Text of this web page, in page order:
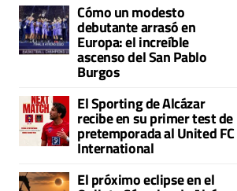
Cómo un modesto
debutante arrasó en
Europa: el increíble
ascenso del San Pablo
Burgos
El Sporting de Alcázar
recibe en su primer test de
pretemporada al United FC
International
El próximo eclipse en el